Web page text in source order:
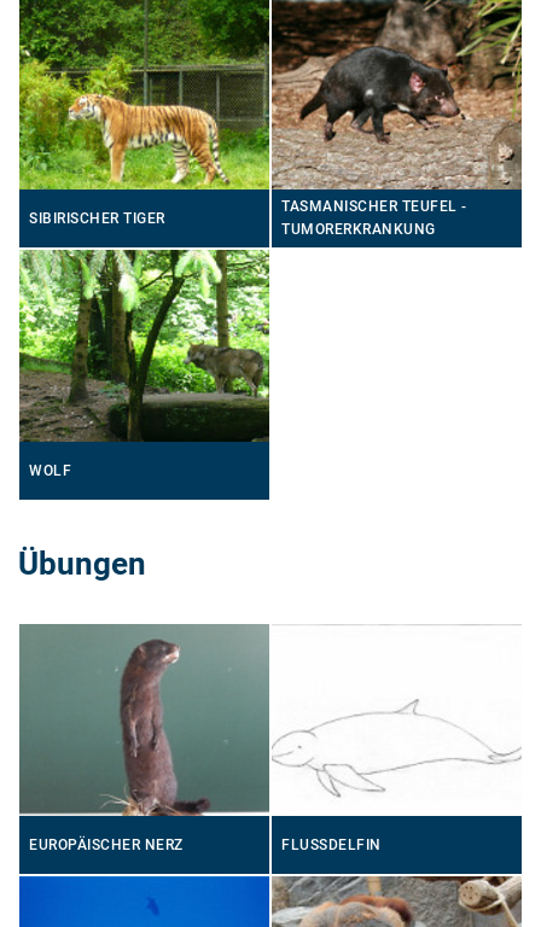
SIBIRISCHER TIGER
TASMANISCHER TEUFEL -
TUMORERKRANKUNG
WOLF
Übungen
EUROPÄISCHER NERZ FLUSSDELFIN